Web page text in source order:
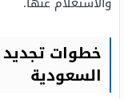
خطوات
السعودية